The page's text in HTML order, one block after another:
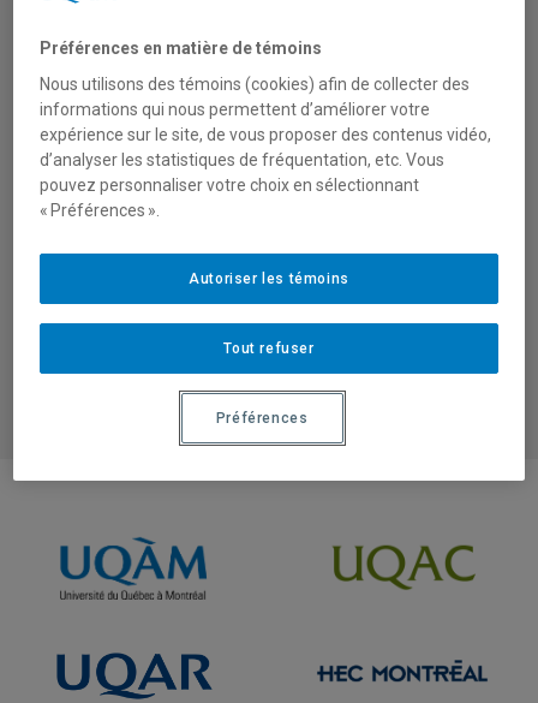
EMERALD LITERATI
Prix Emerald Literati
La professeureValérie Michaud, ESG-
UQAM, CRISES, est récompensée pour
sonarticle
communiquéde l’UQAM). Félicitations !
Préférences en matière de témoins
Nous utilisons des témoins (cookies) afin de collecter des
informations qui nous permettent d’améliorer votre
expérience sur le site, de vous proposer des contenus vidéo,
d’analyser les statistiques de fréquentation, etc. Vous
pouvez personnaliser votre choix en sélectionnant
« Préférences ».
Tout refuser
Autoriser les témoins
Préférences